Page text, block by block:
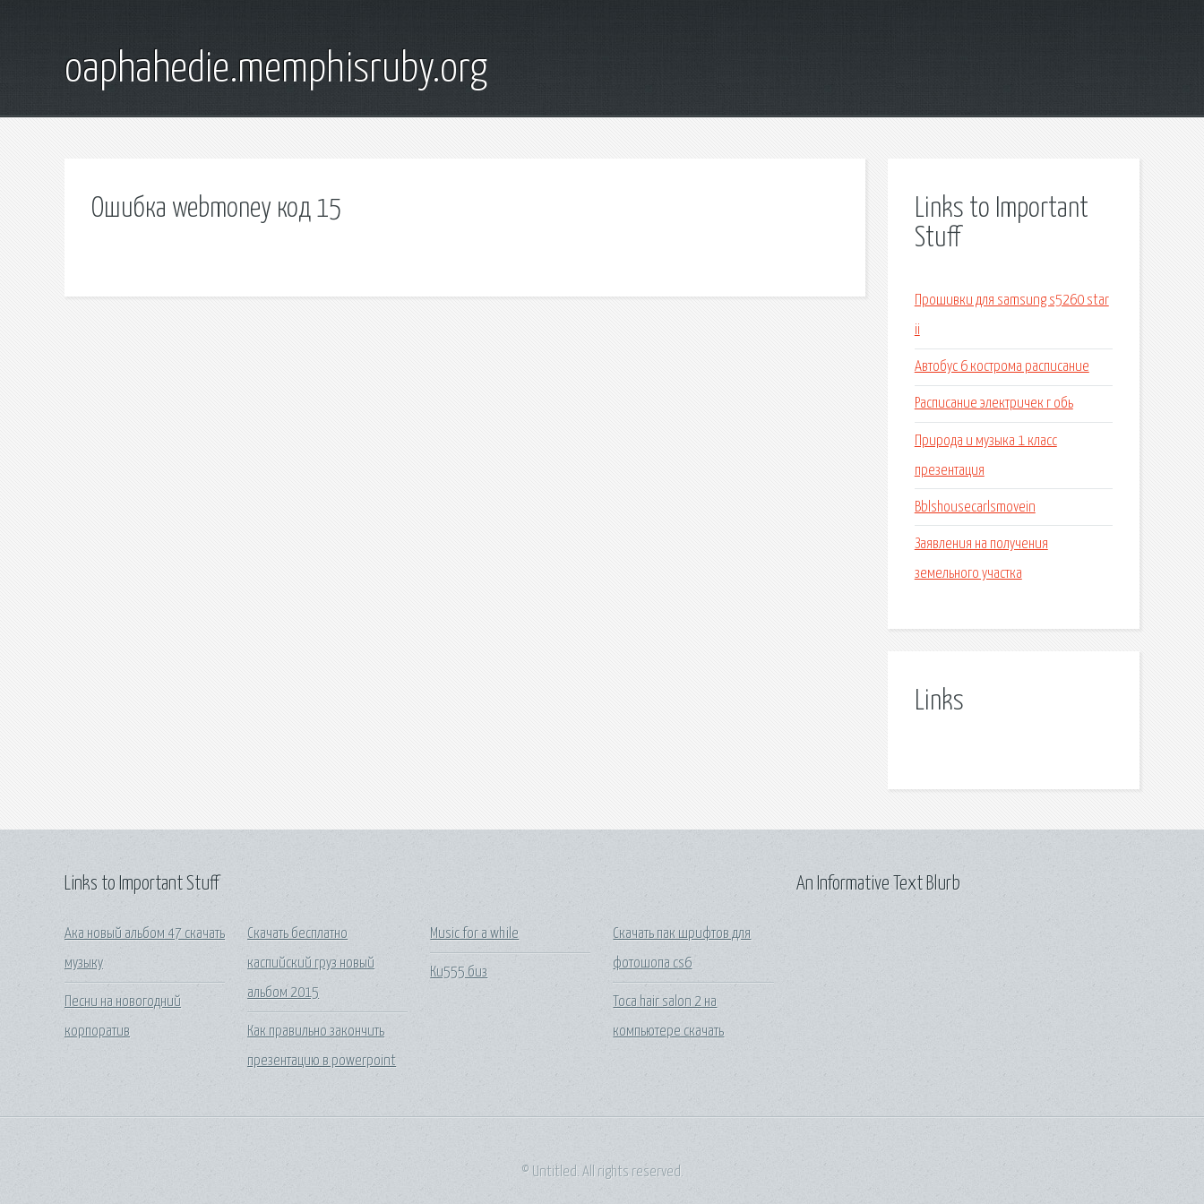
oaphahedie.memphisruby.org
Ошибка webmoney код 15
Links to Important
Stuff
Прошивки для samsung s5260 star
ii
Автобус 6 кострома расписание
Расписание электричек г обь
Природа и музыка 1 класс
презентация
Bblshousecarlsmovein
Заявления на получения
земельного участка
Links
Links to Important Stuff
Ака новый альбом 47 скачать
музыку
Песни на новогодний
корпоратив
Скачать бесплатно
каспийский груз новый
альбом 2015
Как правильно закончить
презентацию в powerpoint
Music for a while
Ки555 биз
Скачать пак шрифтов для
фотошопа cs6
Toca hair salon 2 на
компьютере скачать
An Informative Text Blurb
© Untitled. All rights reserved.